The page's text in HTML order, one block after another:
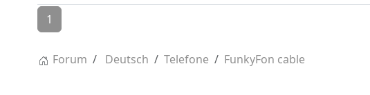
1
Forum Deutsch Telefone
FunkyFon cable